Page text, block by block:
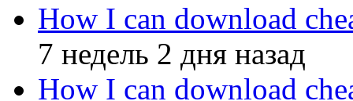
How I can download
7 недель 2 дня назад
How I can download